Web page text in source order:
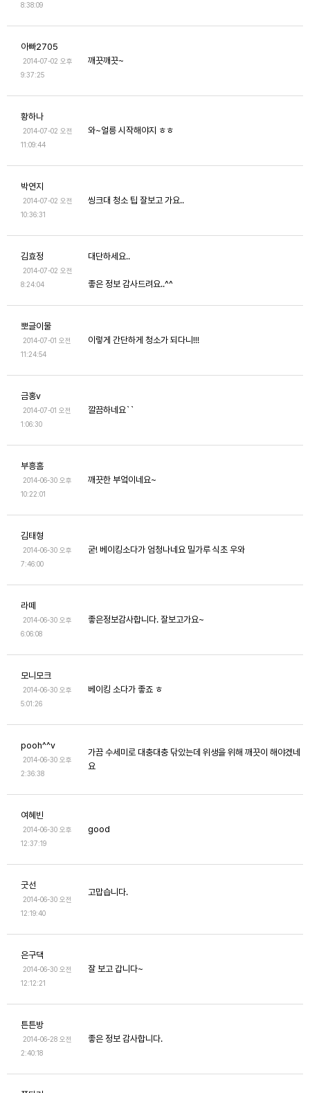
8:38:09
아빠2705
2014-07-02 오후
9:37:25
깨끗깨끗~
황하나
2014-07-02 오전
11:09:44
와~얼릉 시작해야지 ㅎㅎ
박연지
2014-07-02 오전
10:36:31
씽크대 청소 팁 잘보고 가요..
김효정
2014-07-02 오전
8:24:04
대단하세요..
좋은 정보 감사드려요..^^
뽀글이물
2014-07-01 오전
11:24:54
이렇게 간단하게 청소가 되다니!!!
금홍v
2014-07-01 오전
1:06:30
깔끔하네요``
부흥홈
2014-06-30 오후
10:22:01
깨끗한 부엌이네요~
김태형
2014-06-30 오후
7:46:00
굳! 베이킹소다가 엄청나네요 밀가루 식초 우와
라떼
2014-06-30 오후
6:06:08
좋은정보감사합니다. 잘보고가요~
모니모크
2014-06-30 오후
5:01:26
베이킹 소다가 좋죠 ㅎ
pooh^^v
2014-06-30 오후
2:36:38
가끔 수세미로 대충대충 닦았는데 위생을 위해 깨끗이 해야겠네
요
여혜빈
2014-06-30 오후
12:37:19
good
굿선
2014-06-30 오전
12:19:40
고맙습니다.
은구댁
2014-06-30 오전
12:12:21
잘 보고 갑니다~
튼튼방
2014-06-28 오전
2:40:18
좋은 정보 감사합니다.